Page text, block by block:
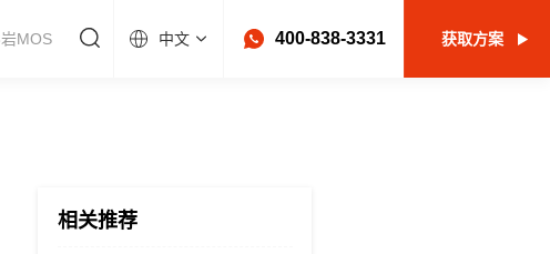
中文 400-838-3331 获取方案
相关推荐